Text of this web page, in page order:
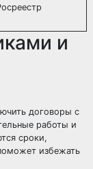
и
договоры с
работы и
сроки,
избежать